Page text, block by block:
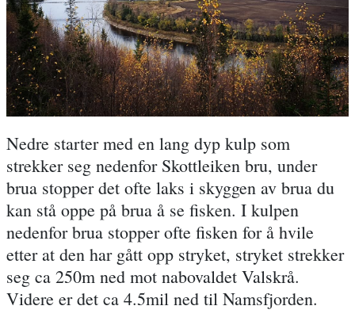
Nedre starter med en lang dyp kulp som
strekker seg nedenfor Skottleiken bru, under
brua stopper det ofte laks i skyggen av brua du
kan stå oppe på brua å se fisken. I kulpen
nedenfor brua stopper ofte fisken for å hvile
etter at den har gått opp stryket, stryket strekker
seg ca 250m ned mot nabovaldet Valskrå.
Videre er det ca 4.5mil ned til Namsfjorden.